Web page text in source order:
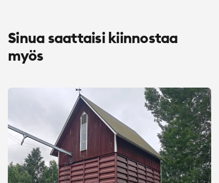
Sinua saattaisi kiinnostaa
myös